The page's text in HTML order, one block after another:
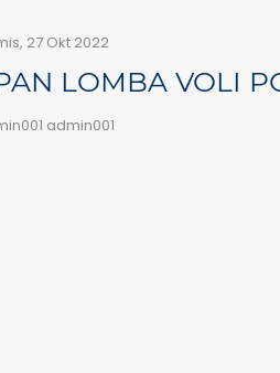
27 Okt 2022
LOMBA VOLI
admin001